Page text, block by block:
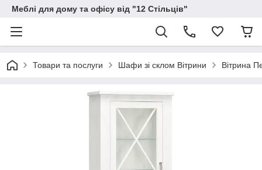
Меблі для дому та офісу від "12 Стільців"
Товари та послуги Шафи зі склом Вітрини Вітрина